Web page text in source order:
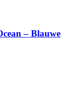
– Blauwe